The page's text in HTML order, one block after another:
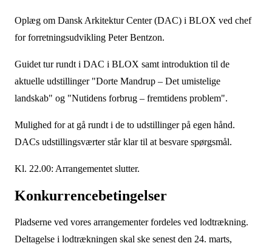
Oplæg om Dansk Arkitektur Center (DAC) i BLOX ved chef
for forretningsudvikling Peter Bentzon.
Guidet tur rundt i DAC i BLOX samt introduktion til de
aktuelle udstillinger "Dorte Mandrup – Det umistelige
landskab" og "Nutidens forbrug – fremtidens problem".
Mulighed for at gå rundt i de to udstillinger på egen hånd.
DACs udstillingsværter står klar til at besvare spørgsmål.
Kl. 22.00: Arrangementet slutter.
Konkurrencebetingelser
Pladserne ved vores arrangementer fordeles ved lodtrækning.
Deltagelse i lodtrækningen skal ske senest den 24. marts,